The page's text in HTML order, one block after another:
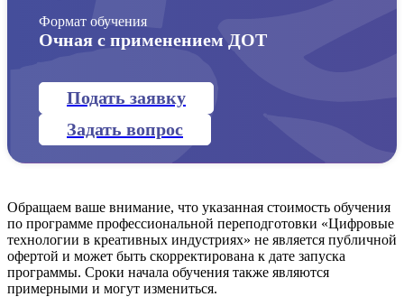
Формат обучения
Очная с применением ДОТ
Подать заявку
Задать вопрос
Обращаем ваше внимание, что указанная стоимость обучения
по программе профессиональной переподготовки «Цифровые
технологии в креативных индустриях» не является публичной
офертой и может быть скорректирована к дате запуска
программы. Сроки начала обучения также являются
примерными и могут измениться.